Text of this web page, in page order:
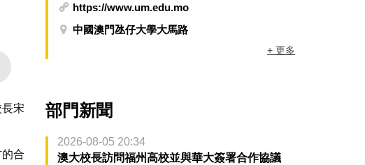
一則
宋
合
https://www.um.edu.mo
中國澳門氹仔大學大馬路
+ 更多
部門新聞
2026-08-05 20:34
澳大校長訪問福州高校並與華大簽署合作協議